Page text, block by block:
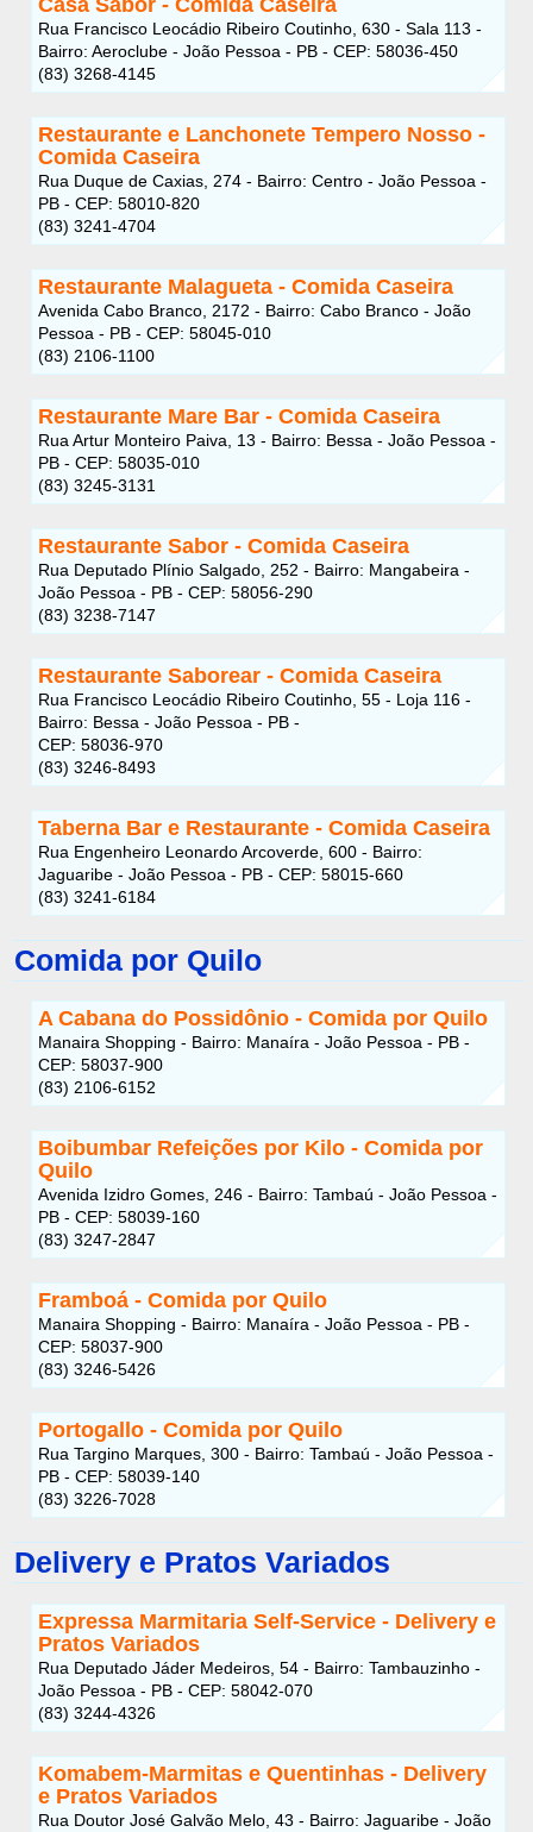
Rua Francisco Leocádio Ribeiro Coutinho, 630 - Sala 113 -
Bairro: Aeroclube - João Pessoa - PB - CEP: 58036-450
(83) 3268-4145
Restaurante e Lanchonete Tempero Nosso -
Comida Caseira
Rua Duque de Caxias, 274 - Bairro: Centro - João Pessoa -
PB - CEP: 58010-820
(83) 3241-4704
Restaurante Malagueta - Comida Caseira
Avenida Cabo Branco, 2172 - Bairro: Cabo Branco - João
Pessoa - PB - CEP: 58045-010
(83) 2106-1100
Restaurante Mare Bar - Comida Caseira
Rua Artur Monteiro Paiva, 13 - Bairro: Bessa - João Pessoa -
PB - CEP: 58035-010
(83) 3245-3131
Restaurante Sabor - Comida Caseira
Rua Deputado Plínio Salgado, 252 - Bairro: Mangabeira -
João Pessoa - PB - CEP: 58056-290
(83) 3238-7147
Restaurante Saborear - Comida Caseira
Rua Francisco Leocádio Ribeiro Coutinho, 55 - Loja 116 -
Bairro: Bessa - João Pessoa - PB -
CEP: 58036-970
(83) 3246-8493
Taberna Bar e Restaurante - Comida Caseira
Rua Engenheiro Leonardo Arcoverde, 600 - Bairro:
Jaguaribe - João Pessoa - PB - CEP: 58015-660
(83) 3241-6184
Comida por Quilo
A Cabana do Possidônio - Comida por Quilo
Manaira Shopping - Bairro: Manaíra - João Pessoa - PB -
CEP: 58037-900
(83) 2106-6152
Boibumbar Refeições por Kilo - Comida por
Quilo
Avenida Izidro Gomes, 246 - Bairro: Tambaú - João Pessoa -
PB - CEP: 58039-160
(83) 3247-2847
Framboá - Comida por Quilo
Manaira Shopping - Bairro: Manaíra - João Pessoa - PB -
CEP: 58037-900
(83) 3246-5426
Portogallo - Comida por Quilo
Rua Targino Marques, 300 - Bairro: Tambaú - João Pessoa -
PB - CEP: 58039-140
(83) 3226-7028
Delivery e Pratos Variados
Expressa Marmitaria Self-Service - Delivery e
Pratos Variados
Rua Deputado Jáder Medeiros, 54 - Bairro: Tambauzinho -
João Pessoa - PB - CEP: 58042-070
(83) 3244-4326
Komabem-Marmitas e Quentinhas - Delivery
e Pratos Variados
Rua Doutor José Galvão Melo, 43 - Bairro: Jaguaribe - João